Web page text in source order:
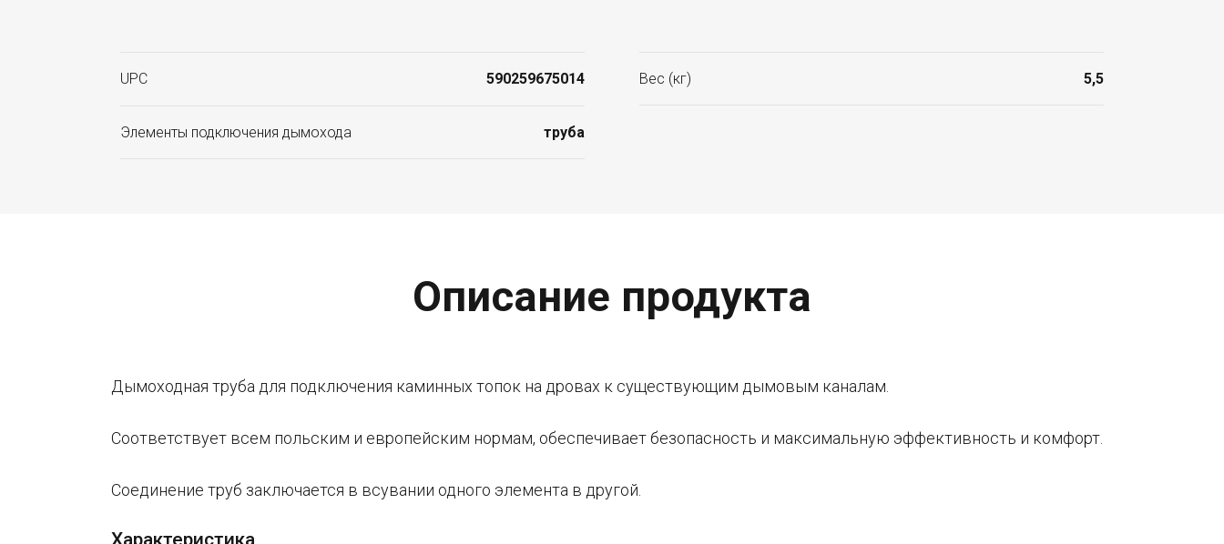
UPC 590259675014 Вес (кг) 5,5
Элементы подключения дымохода труба
Описание продукта
Дымоходная труба для подключения каминных топок на дровах к существующим дымовым каналам.
Соответствует всем польским и европейским нормам, обеспечивает безопасность и максимальную эффективность и комфорт.
Соединение труб заключается в всувании одного элемента в другой.
Характеристика